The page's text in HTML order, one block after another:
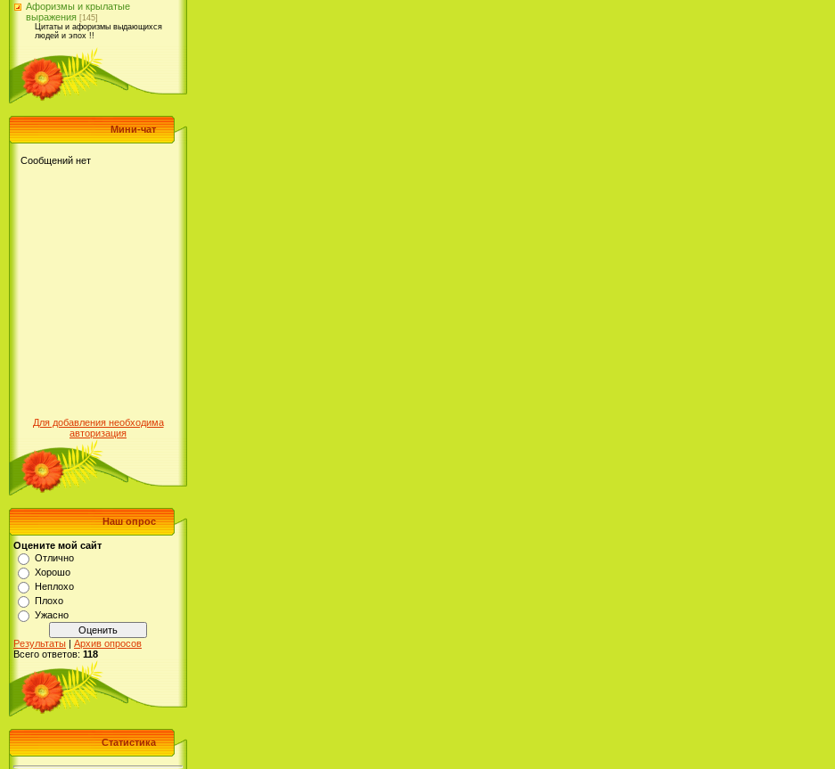
Афоризмы и крылатые
выражения [145]
Цитаты и афоризмы выдающихся
людей и эпох !!
Мини-чат
Для добавления необходима
авторизация
Наш опрос
Оцените мой сайт
Отлично
Хорошо
Неплохо
Плохо
Ужасно
Результаты | Архив опросов
Всего ответов: 118
Статистика